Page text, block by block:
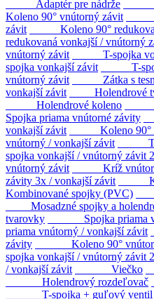
Adaptér pre nádrže
Koleno 90° vnútorný závit
závit
Koleno 90°
redukovaná vonkajší / vnútorný
vnútorný závit
T-spojka
spojka vonkajší závit
T-
vnútorný závit
Zátka s
vonkajší závit
Holendrové
Holendrové koleno
Spojka priama vnútorné závity
vonkajší závit
Koleno 90°
vnútorný / vonkajší závit
T-
spojka vonkajší / vnútorný závit
vnútorný závit
Kríž
závity 3x / vonkajší závit
Kombinované spojky (PVC)
Mosadzné spojky a
tvarovky
Spojka priama
priama vnútorný / vonkajší závit
závity
Koleno 90°
spojka vonkajší / vnútorný závit
/ vonkajší závit
Viečko
Holendrový rozdeľovač
T-spojka + guľový ventil